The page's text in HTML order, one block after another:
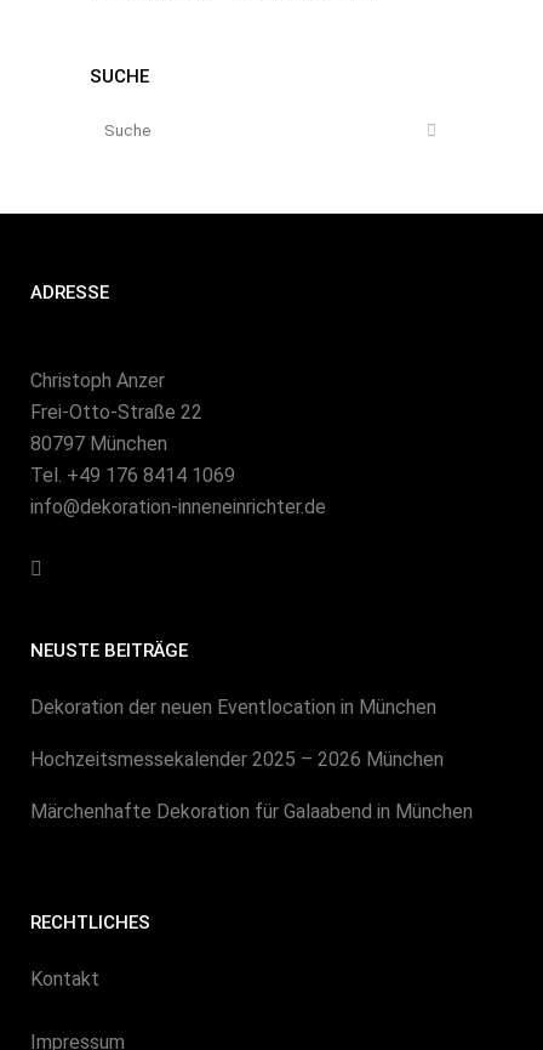
SUCHE
ADRESSE
Christoph Anzer
Frei-Otto-Straße 22
80797 München
Tel. +49 176 8414 1069
info@dekoration-inneneinrichter.de
NEUSTE BEITRÄGE
Dekoration der neuen Eventlocation in München
Hochzeitsmessekalender 2025 – 2026 München
Märchenhafte Dekoration für Galaabend in München
RECHTLICHES
Kontakt
Impressum